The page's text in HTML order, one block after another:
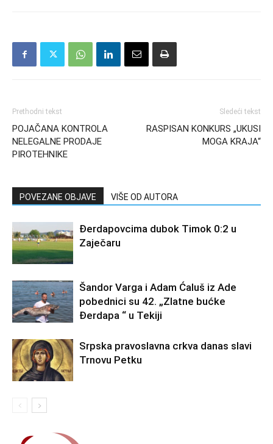
Prethodni tekst
POJAČANA KONTROLA
NELEGALNE PRODAJE
PIROTEHNIKE
Sledeći tekst
RASPISAN KONKURS „UKUSI
MOGA KRAJA“
POVEZANE OBJAVE VIŠE OD AUTORA
Đerdapovcima dubok Timok 0:2 u
Zaječaru
Šandor Varga i Adam Ćaluš iz Ade
pobednici su 42. „Zlatne bućke
Đerdapa “ u Tekiji
Srpska pravoslavna crkva danas slavi
Trnovu Petku